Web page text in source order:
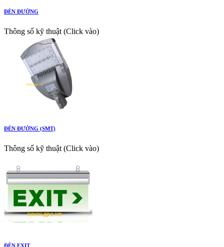
ĐÈN ĐƯỜNG
Thông số kỹ thuật (Click vào)
ĐÈN ĐƯỜNG (SMT)
Thông số kỹ thuật (Click vào)
ĐÈN EXIT